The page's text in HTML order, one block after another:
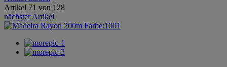
Artikel 71 von 128
nächster Artikel